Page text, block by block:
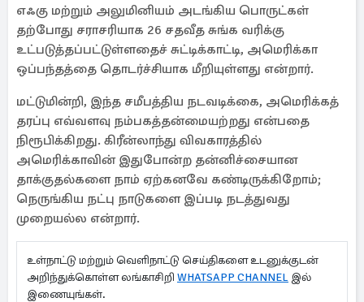
எஃகு மற்றும் அலுமினியம் அடங்கிய பொருட்கள்
தற்போது சராசரியாக 26 சதவீத சுங்க வரிக்கு
உட்படுத்தப்பட்டுள்ளதைச் சுட்டிக்காட்டி, அமெரிக்கா
ஒப்பந்தத்தை தொடர்ச்சியாக மீறியுள்ளது என்றார்.
மட்டுமின்றி, இந்த சமீபத்திய நடவடிக்கை, அமெரிக்கத்
தரப்பு எவ்வளவு நம்பகத்தன்மையற்றது என்பதை
நிரூபிக்கிறது. கிரீன்லாந்து விவகாரத்தில்
அமெரிக்காவின் இதுபோன்ற தன்னிச்சையான
தாக்குதல்களை நாம் ஏற்கனவே கண்டிருக்கிறோம்;
நெருங்கிய நட்பு நாடுகளை இப்படி நடத்துவது
முறையல்ல என்றார்.
உள்நாட்டு மற்றும் வெளிநாட்டு செய்திகளை உடனுக்குடன்
அறிந்துக்கொள்ள லங்காசிறி WHATSAPP CHANNEL இல்
இணையுங்கள்.